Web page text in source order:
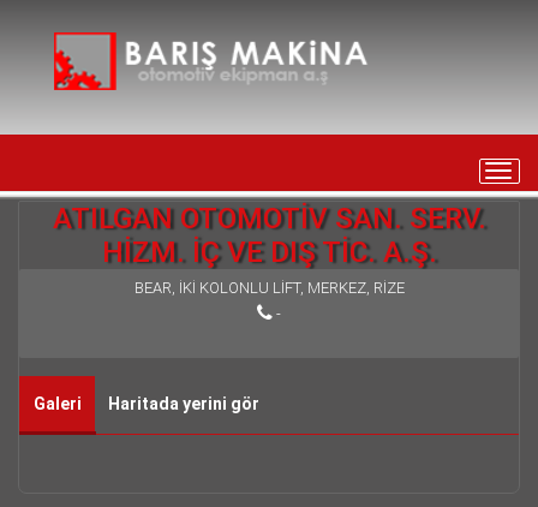
ATILGAN OTOMOTİV SAN. SERV.
HİZM. İÇ VE DIŞ TİC. A.Ş.
BEAR, İKİ KOLONLU LİFT, MERKEZ, RİZE
-
Galeri Haritada yerini gör